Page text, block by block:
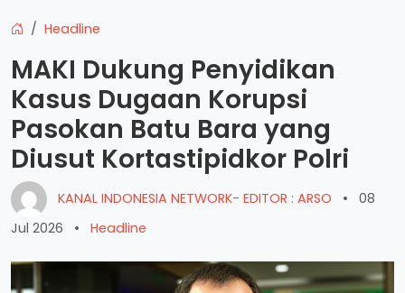
Headline
MAKI Dukung Penyidikan
Kasus Dugaan Korupsi
Pasokan Batu Bara yang
Diusut Kortastipidkor Polri
KANAL INDONESIA NETWORK- EDITOR : ARSO •
08
Jul 2026
• Headline